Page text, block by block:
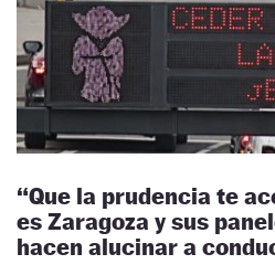
“Que la prudencia te
es Zaragoza y sus
hacen alucinar a